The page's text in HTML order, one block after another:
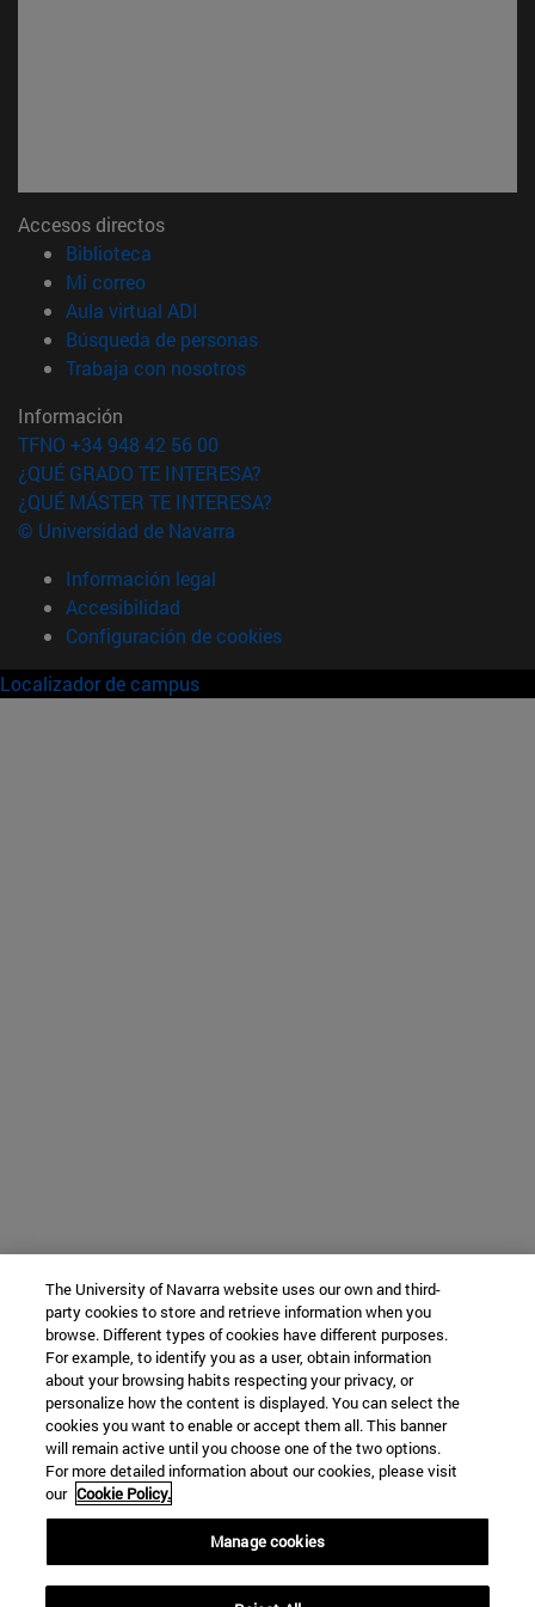
Accesos directos
Biblioteca
Mi correo(abre en nueva ventana)
Aula virtual ADI
Búsqueda de personas(abre en nueva ventana)
Trabaja con nosotros(abre en nueva ventana)
Información
TFNO +34 948 42 56 00
¿QUÉ GRADO TE INTERESA?
¿QUÉ MÁSTER TE INTERESA?
© Universidad de Navarra
Información legal
Accesibilidad
Configuración de cookies
Localizador de campus
The University of Navarra website uses our own and third-
party cookies to store and retrieve information when you
browse. Different types of cookies have different purposes.
For example, to identify you as a user, obtain information
about your browsing habits respecting your privacy, or
personalize how the content is displayed. You can select the
cookies you want to enable or accept them all. This banner
will remain active until you choose one of the two options.
For more detailed information about our cookies, please visit
our Cookie Policy.
Manage cookies